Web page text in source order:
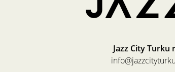
Jazz City Turku